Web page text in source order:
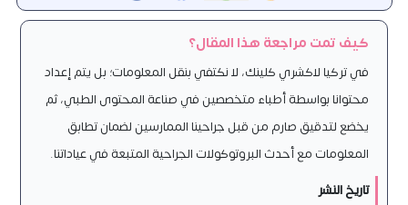
كيف تمت مراجعة هذا المقال؟
في تركيا لاكشري كلينك، لا نكتفي بنقل المعلومات؛ بل يتم إعداد
محتوانا بواسطة أطباء متخصصين في صناعة المحتوى الطبي، ثم
يخضع لتدقيق صارم من قبل جراحينا الممارسين لضمان تطابق
المعلومات مع أحدث البروتوكولات الجراحية المتبعة في عياداتنا.
تاريخ النشر